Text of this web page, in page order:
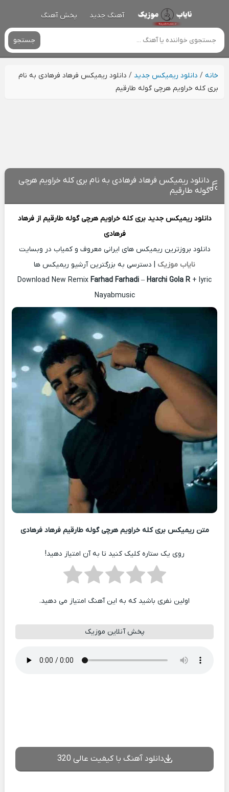
آهنگ جدید پخش آهنگ
جستجو
خانه/ دانلود ریمیکس جدید / دانلود ریمیکس فرهاد فرهادی به نام
بری کله خراویم هرچی گوله طارقیم
دانلود ریمیکس فرهاد فرهادی به نام بری کله خراویم هرچی
گوله طارقیم
دانلود ریمیکس جدید بری کله خراویم هرچی گوله طارقیم ازفرهاد
فرهادی
دانلود بروزترین ریمیکس های ایرانی معروف و کمیاب در وبسایت
نایاب موزیک | دسترسی به بزرگترین آرشیو ریمیکس ها
Download New Remix Farhad Farhadi – Harchi Gola R + lyric
Nayabmusic
متن ریمیکس بری کله خراویم هرچی گوله طارقیم فرهاد فرهادی
روی یک ستاره کلیک کنید تا به آن امتیاز دهید!
اولین نفری باشید که به این آهنگ امتیاز می دهید.
پخش آنلاین موزیک
دانلود آهنگ با کیفیت عالی 320